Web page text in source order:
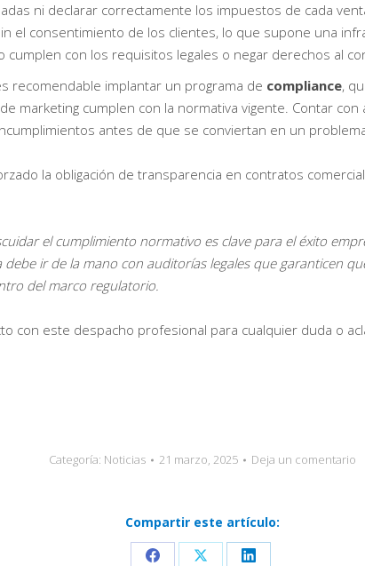
ni declarar correctamente los impuestos de cada
el consentimiento de los clientes, lo que supone una
cumplen con los requisitos legales o negar derechos al
recomendable implantar un programa de compliance,
marketing cumplen con la normativa vigente. Contar
antes de que se conviertan en un
la obligación de transparencia en contratos
el cumplimiento normativo es clave para el éxito
debe ir de la mano con auditorías legales que garanticen
del marco regulatorio.
con este despacho profesional para cualquier duda o
Categoría: Noticias 21 marzo, 2025 Deja un comentario
Compartir este artículo: